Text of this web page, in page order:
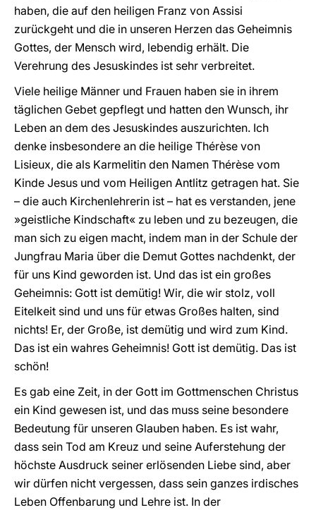
haben, die auf den heiligen Franz von Assisi
zurückgeht und die in unseren Herzen das Geheimnis
Gottes, der Mensch wird, lebendig erhält. Die
Verehrung des Jesuskindes ist sehr verbreitet.
Viele heilige Männer und Frauen haben sie in ihrem
täglichen Gebet gepflegt und hatten den Wunsch, ihr
Leben an dem des Jesuskindes auszurichten. Ich
denke insbesondere an die heilige Thérèse von
Lisieux, die als Karmelitin den Namen Thérèse vom
Kinde Jesus und vom Heiligen Antlitz getragen hat. Sie
– die auch Kirchenlehrerin ist – hat es verstanden, jene
»geistliche Kindschaft« zu leben und zu bezeugen, die
man sich zu eigen macht, indem man in der Schule der
Jungfrau Maria über die Demut Gottes nachdenkt, der
für uns Kind geworden ist. Und das ist ein großes
Geheimnis: Gott ist demütig! Wir, die wir stolz, voll
Eitelkeit sind und uns für etwas Großes halten, sind
nichts! Er, der Große, ist demütig und wird zum Kind.
Das ist ein wahres Geheimnis! Gott ist demütig. Das ist
schön!
Es gab eine Zeit, in der Gott im Gottmenschen Christus
ein Kind gewesen ist, und das muss seine besondere
Bedeutung für unseren Glauben haben. Es ist wahr,
dass sein Tod am Kreuz und seine Auferstehung der
höchste Ausdruck seiner erlösenden Liebe sind, aber
wir dürfen nicht vergessen, dass sein ganzes irdisches
Leben Offenbarung und Lehre ist. In der